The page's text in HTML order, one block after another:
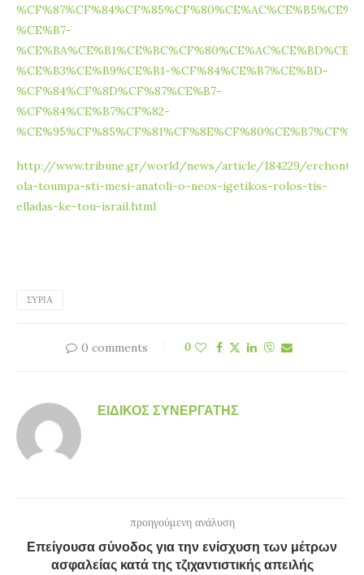
%CE%B7-
%CE%B3%CE%B9%CE%B1-%CF%84%CE%B7%CE%BD-
%CF%84%CF%8D%CF%87%CE%B7-
%CF%84%CE%B7%CF%82-
%CE%95%CF%85%CF%81%CF%8E%CF%80%CE%B7%CF%82
http://www.tribune.gr/world/news/article/184229/erchonte-
ola-toumpa-sti-mesi-anatoli-o-neos-igetikos-rolos-tis-
elladas-ke-tou-israil.html
ΣΥΡΊΑ
0 comments 0
ΕΙΔΙΚΌΣ ΣΥΝΕΡΓΆΤΗΣ
προηγούμενη ανάλυση
Επείγουσα σύνοδος για την ενίσχυση των μέτρων
ασφαλείας κατά της τζιχαντιστικής απειλής